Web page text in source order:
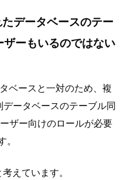
データベースのテー
ーもいるのではない
ベースと一対のため、複
ータベースのテーブル同
ザー向けのロールが必要
えています。